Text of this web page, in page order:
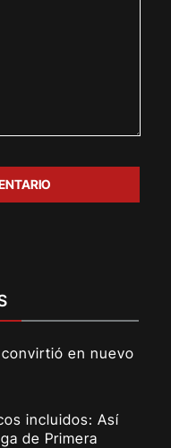
en nuevo
incluidos: Así
de Primera